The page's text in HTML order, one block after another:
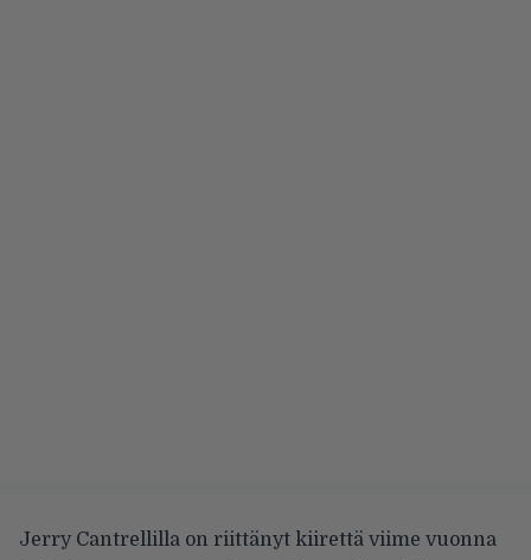
Jerry Cantrellilla on riittänyt kiirettä viime vuonna